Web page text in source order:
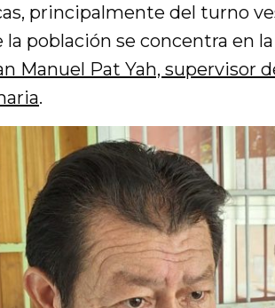
principalmente del turno
población se concentra en
Manuel Pat Yah, supervisor
.